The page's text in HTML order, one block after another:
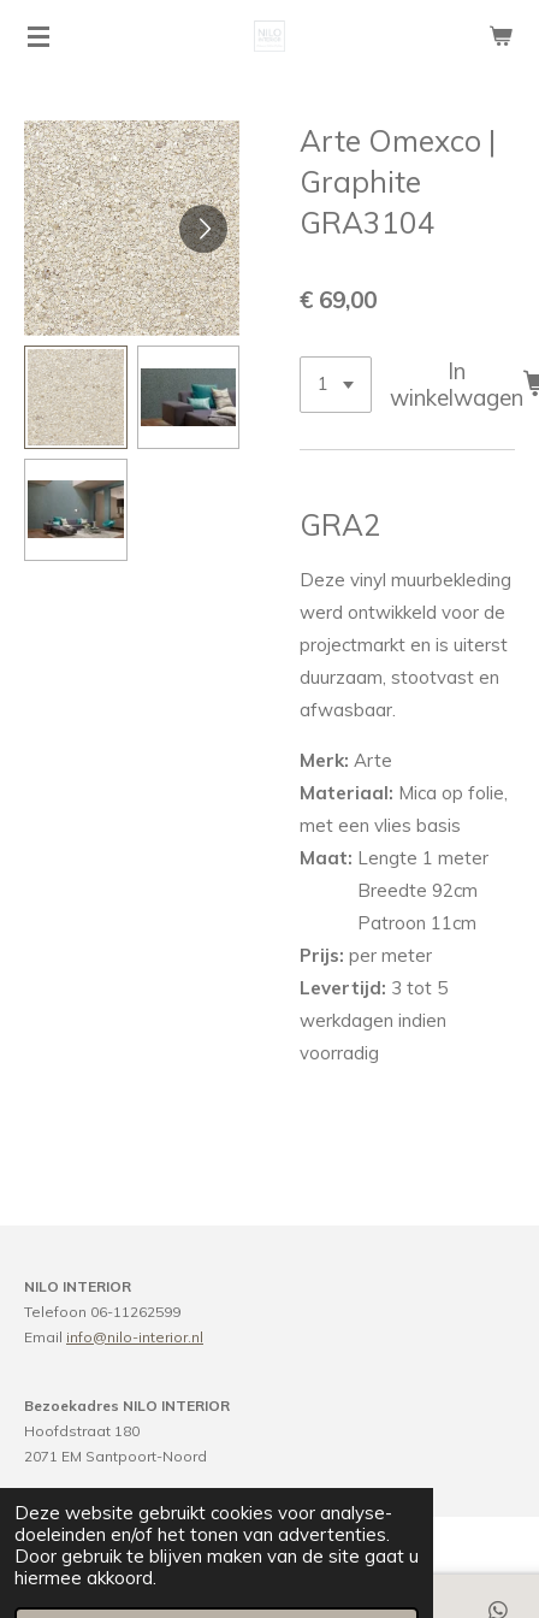
Deze website gebruikt cookies voor analyse-
doeleinden en/of het tonen van advertenties.
Door gebruik te blijven maken van de site gaat u
hiermee akkoord.
Ga
de
hoofdinhoud
Arte Omexco |
Graphite
GRA3104
€ 69,00
In
winkelwagen
GRA2
Deze vinyl muurbekleding
werd ontwikkeld voor de
projectmarkt en is uiterst
duurzaam, stootvast en
afwasbaar.
Merk: Arte
Materiaal: Mica op folie,
met een vlies basis
Maat: Lengte 1 meter
Breedte 92cm
Patroon 11cm
Prijs: per meter
Levertijd: 3 tot 5
werkdagen indien
voorradig
NILO INTERIOR
Telefoon 06-11262599
Email info@nilo-interior.nl
Bezoekadres NILO INTERIOR
Hoofdstraat 180
2071 EM Santpoort-Noord